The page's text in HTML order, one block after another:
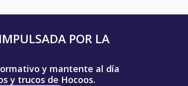
POR LA
y mantente al día
y trucos de Hocoos.